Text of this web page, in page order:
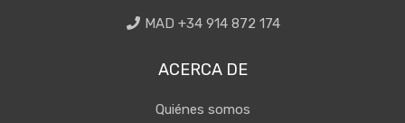
MAD +34 914 872 174
ACERCA DE
Quiénes somos